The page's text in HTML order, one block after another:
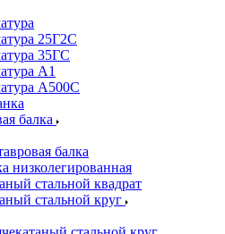
25Г2С
35ГС
А1
А500С
балка
балка
низколегированная
стальной квадрат
стальной круг